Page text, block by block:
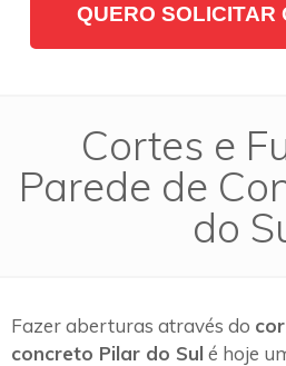
QUERO SOLICITAR
Cortes e
Parede de
do
Fazer aberturas através do
concreto Pilar do Sul é hoje